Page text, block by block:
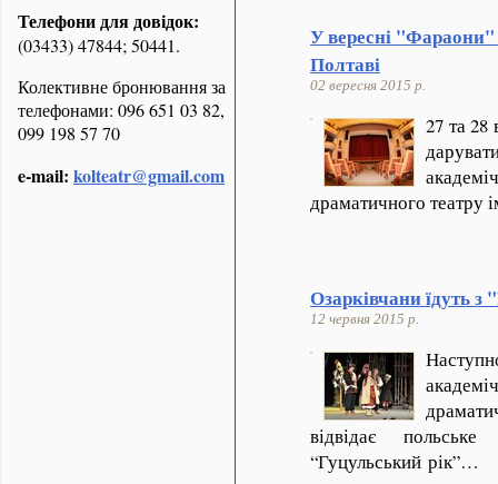
Телефони для довідок:
(03433) 47844; 50441.
Колективне бронювання за
телефонами: 096 651 03 82,
099 198 57 70
e-mail: kolteatr@gmail.com
У вересні
Полтаві
02 вересня 2015 р.
27 та 28
драматичного театру
Озарківчани їдуть
12 червня 2015 р.
відвідає
“Гуцульський рік”…